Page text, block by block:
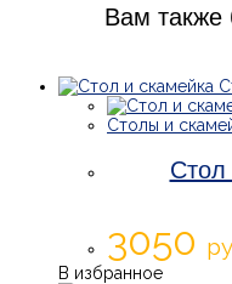
Вам также
Столы и
Стол
3050
В избранное